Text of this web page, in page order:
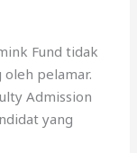
Fund tidak
oleh pelamar.
Admission
yang